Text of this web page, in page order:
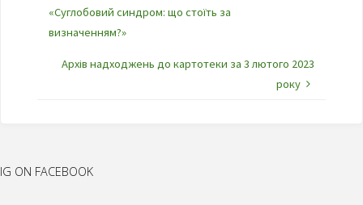
«Суглобовий синдром: що стоїть за
визначенням?»
Архів надходжень до картотеки за 3 лютого 2023
року
IG ON FACEBOOK